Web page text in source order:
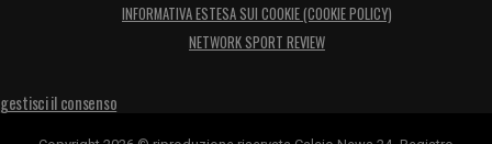
INFORMATIVA ESTESA SUI COOKIE (COOKIE POLICY)
NETWORK SPORT REVIEW
gestisci il consenso